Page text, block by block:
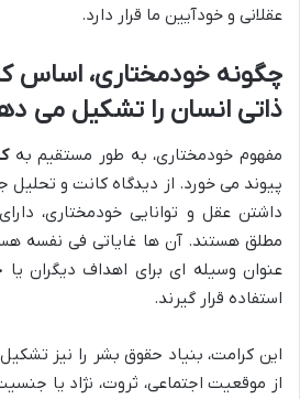
عقلانی و خودآیین ما قرار دارد.
چگونه خودمختاری، اساس
ذاتی انسان را تشکیل می
مفهوم خودمختاری، به طور مستقیم به
پیوند می خورد. از دیدگاه کانت و تحلیل
داشتن عقل و توانایی خودمختاری،
مطلق هستند. آن ها غایاتی فی نفسه
عنوان وسیله ای برای اهداف دیگران
استفاده قرار گیرند.
این کرامت، بنیاد حقوق بشر را نیز
از موقعیت اجتماعی، ثروت، نژاد یا